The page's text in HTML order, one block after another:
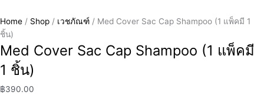
Home / Shop / เวชภัณฑ์ / Med Cover Sac Cap Shampoo (1 แพ็คมี 1
ชิ้น)
Med Cover Sac Cap Shampoo (1 แพ็คมี
1 ชิ้น)
฿390.00